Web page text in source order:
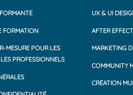
FORMATION
MESURE POUR LES
PROFESSIONNELS
UX & UI
AFTER
MARKETING
COMMUNITY
CRÉATION